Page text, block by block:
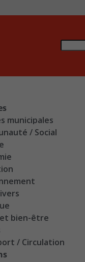
municipales
/ Social
bien-être
/ Circulation